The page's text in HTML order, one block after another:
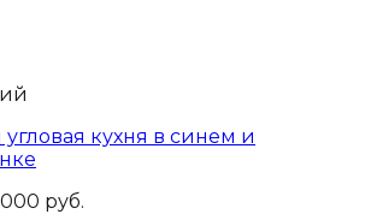
кухня в синем и
руб.